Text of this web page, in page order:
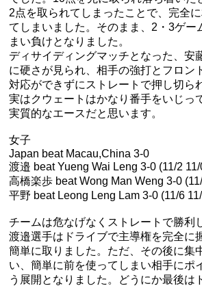
2点を取られてしまったことで、完全
てしまいました。そのまま、2・3ゲー
まい負けとなりました。
ディサイディングマッチとなった、安
に硬さが見られ、相手の強打とフロン
対応ができずにストレートで押し切ら
実はクウェートはかなり番手をいじっ
実質的なエースだと思います。
女子
Japan beat Macau,China 3-0
渡邉 beat Yueng Wai Leng 3-0 (11/2
高橋楽歩 beat Wong Man Weng 3-0
平野 beat Leong Leng Lam 3-0 (11/6
チームは危なげなくストレートで勝利
渡邉選手はドライブで主導権を完全に
簡単に取りました。ただ、その後に集
い、簡単に前を使ってしまい相手にポ
う展開となりました。どうにか最後は